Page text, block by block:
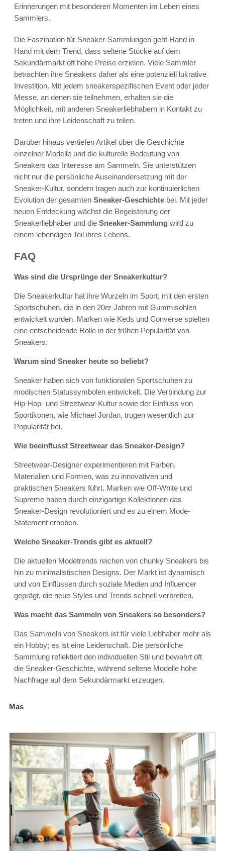
Erinnerungen mit besonderen Momenten im Leben eines
Sammlers.
Die Faszination für Sneaker-Sammlungen geht Hand in
Hand mit dem Trend, dass seltene Stücke auf dem
Sekundärmarkt oft hohe Preise erzielen. Viele Sammler
betrachten ihre Sneakers daher als eine potenziell lukrative
Investition. Mit jedem sneakerspezifischen Event oder jeder
Messe, an denen sie teilnehmen, erhalten sie die
Möglichkeit, mit anderen Sneakerliebhabern in Kontakt zu
treten und ihre Leidenschaft zu teilen.
Darüber hinaus vertiefen Artikel über die Geschichte
einzelner Modelle und die kulturelle Bedeutung von
Sneakers das Interesse am Sammeln. Sie unterstützen
nicht nur die persönliche Auseinandersetzung mit der
Sneaker-Kultur, sondern tragen auch zur kontinuierlichen
Evolution der gesamten Sneaker-Geschichte bei. Mit jeder
neuen Entdeckung wächst die Begeisterung der
Sneakerliebhaber und die Sneaker-Sammlung wird zu
einem lebendigen Teil ihres Lebens.
FAQ
Was sind die Ursprünge der Sneakerkultur?
Die Sneakerkultur hat ihre Wurzeln im Sport, mit den ersten
Sportschuhen, die in den 20er Jahren mit Gummisohlen
entwickelt wurden. Marken wie Keds und Converse spielten
eine entscheidende Rolle in der frühen Popularität von
Sneakers.
Warum sind Sneaker heute so beliebt?
Sneaker haben sich von funktionalen Sportschuhen zu
modischen Statussymbolen entwickelt. Die Verbindung zur
Hip-Hop- und Streetwear-Kultur sowie der Einfluss von
Sportikonen, wie Michael Jordan, trugen wesentlich zur
Popularität bei.
Wie beeinflusst Streetwear das Sneaker-Design?
Streetwear-Designer experimentieren mit Farben,
Materialien und Formen, was zu innovativen und
praktischen Sneakers führt. Marken wie Off-White und
Supreme haben durch einzigartige Kollektionen das
Sneaker-Design revolutioniert und es zu einem Mode-
Statement erhoben.
Welche Sneaker-Trends gibt es aktuell?
Die aktuellen Modetrends reichen von chunky Sneakers bis
hin zu minimalistischen Designs. Der Markt ist dynamisch
und von Einflüssen durch soziale Medien und Influencer
geprägt, die neue Styles und Trends schnell verbreiten.
Was macht das Sammeln von Sneakers so besonders?
Das Sammeln von Sneakers ist für viele Liebhaber mehr als
ein Hobby; es ist eine Leidenschaft. Die persönliche
Sammlung reflektiert den individuellen Stil und bewahrt oft
die Sneaker-Geschichte, während seltene Modelle hohe
Nachfrage auf dem Sekundärmarkt erzeugen.
Mas